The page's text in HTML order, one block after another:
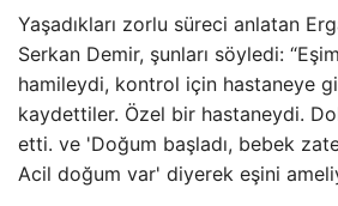
Yaşadıkları zorlu süreci anlatan
Serkan Demir, şunları söyledi:
hamileydi, kontrol için hastaneye
kaydettiler. Özel bir hastaneydi.
etti. ve 'Doğum başladı, bebek
Acil doğum var' diyerek eşini